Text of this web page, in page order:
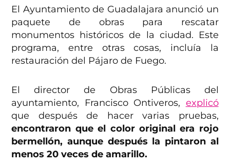
El Ayuntamiento de Guadalajara anunció un
paquete de obras para rescatar
monumentos históricos de la ciudad. Este
programa, entre otras cosas, incluía la
restauración del Pájaro de Fuego.
El director de Obras Públicas del
ayuntamiento, Francisco Ontiveros, explicó
que después de hacer varias pruebas,
encontraron que el color original era rojo
bermellón, aunque después la pintaron al
menos 20 veces de amarillo.